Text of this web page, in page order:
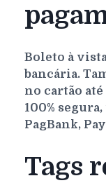
Boleto à
bancária.
no cartão até
100%
PagBank,
Tags